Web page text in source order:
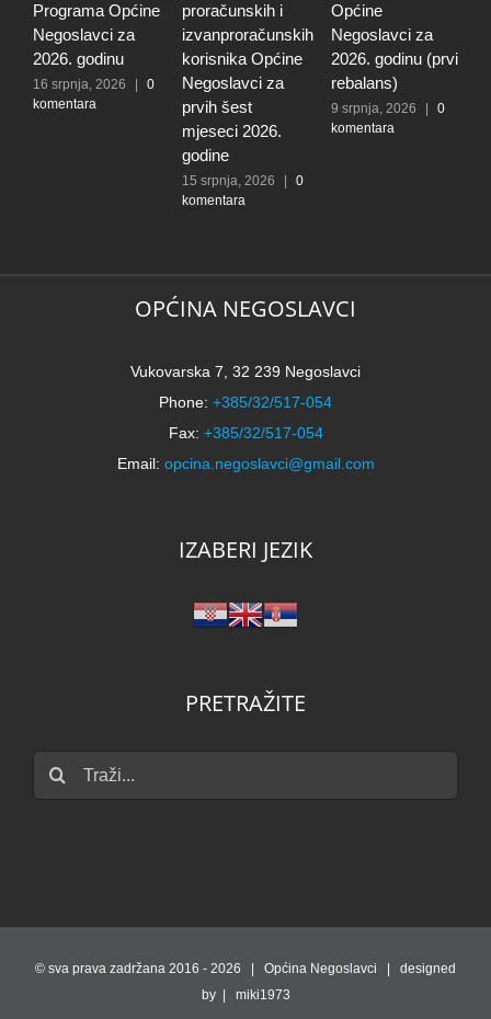
Programa Općine
Negoslavci za
2026. godinu
16 srpnja, 2026
0
komentara
proračunskih i
izvanproračunskih
korisnika Općine
Negoslavci za
prvih šest
mjeseci 2026.
godine
15 srpnja, 2026
0
komentara
Općine
Negoslavci za
2026. godinu (prvi
rebalans)
9 srpnja, 2026
0
komentara
OPĆINA NEGOSLAVCI
Vukovarska 7, 32 239 Negoslavci
Phone: +385/32/517-054
Fax: +385/32/517-054
Email: opcina.negoslavci@gmail.com
IZABERI JEZIK
PRETRAŽITE
Traži...
© sva prava zadržana 2016 - 2026 | Općina Negoslavci | designed
by | miki1973